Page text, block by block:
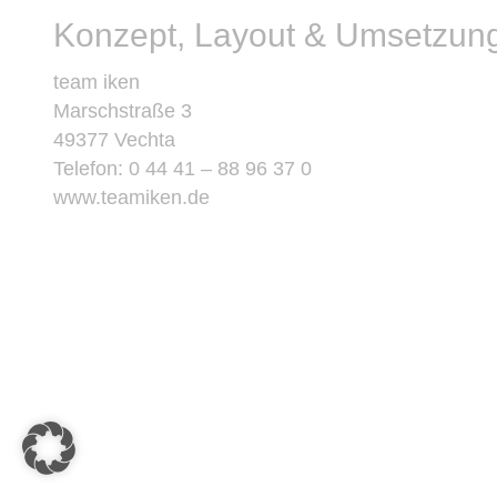
Konzept, Layout &
team iken
Marschstraße 3
49377 Vechta
Telefon: 0 44 41 – 88 96 37 0
www.teamiken.de